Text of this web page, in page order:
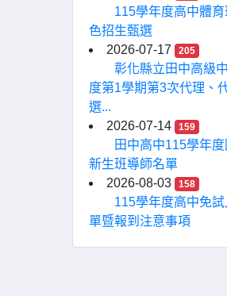
115學年度高中體
色招生甄選
2026-07-17
205
彰化縣立田中高級
度第1學期第3次代理、
選...
2026-07-14
159
田中高中115學年
新生班導師名單
2026-08-03
158
115學年度高中免
單暨報到注意事項